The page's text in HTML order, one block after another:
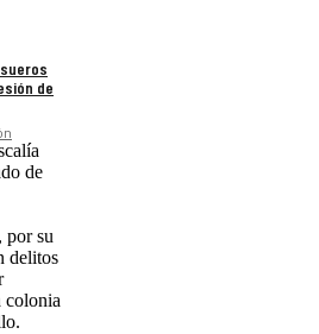
de
de
por su
delitos
colonia